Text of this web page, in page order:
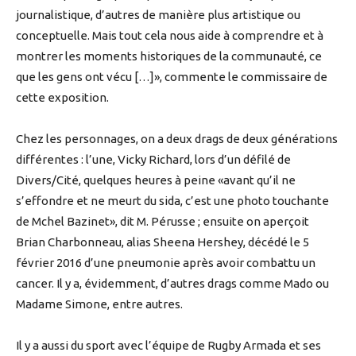
journalistique, d’autres de manière plus artistique ou
conceptuelle. Mais tout cela nous aide à comprendre et à
montrer les moments historiques de la communauté, ce
que les gens ont vécu […]», commente le commissaire de
cette exposition.
Chez les personnages, on a deux drags de deux générations
différentes : l’une, Vicky Richard, lors d’un défilé de
Divers/Cité, quelques heures à peine «avant qu’il ne
s’effondre et ne meurt du sida, c’est une photo touchante
de Mchel Bazinet», dit M. Pérusse ; ensuite on aperçoit
Brian Charbonneau, alias Sheena Hershey, décédé le 5
février 2016 d’une pneumonie après avoir combattu un
cancer. Il y a, évidemment, d’autres drags comme Mado ou
Madame Simone, entre autres.
Il y a aussi du sport avec l’équipe de Rugby Armada et ses